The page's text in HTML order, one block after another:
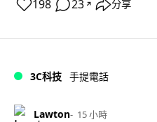
198 23 ↗ 分享
3C科技 手提電話
Lawton 15 小時